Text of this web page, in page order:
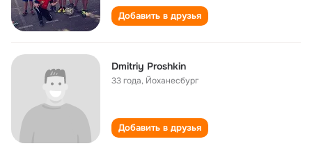
Добавить в друзья
Dmitriy Proshkin
33 года, Йоханесбург
Добавить в друзья